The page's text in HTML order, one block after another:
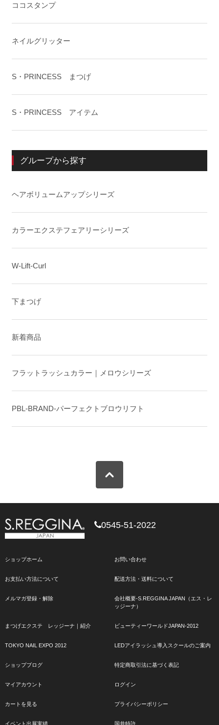
ココスタンプ
ネイルグリッター
S・PRINCESS まつげ
S・PRINCESS アイテム
グループから探す
ヘアボリュームアップシリーズ
カラーエクステフェアリーシリーズ
W-Lift-Curl
下まつげ
新着商品
フラットラッシュカラー｜メロウシリーズ
PBL-BRAND-パーフェクトブロウリフト
0545-51-2022
ショップホーム お問い合わせ
お支払い方法について 配送方法・送料について
メルマガ登録・解除
会社概要-S.REGGINA JAPAN（エス・レ
ッジーナ）
まつげエクステ レッジーナ｜紹介 ビューティーワールドJAPAN-2012
TOKYO NAIL EXPO 2012 LEDアイラッシュ導入スクールのご案内
ショップブログ 特定商取引法に基づく表記
マイアカウント ログイン
カートを見る プライバシーポリシー
イベント出展実績 国井特許